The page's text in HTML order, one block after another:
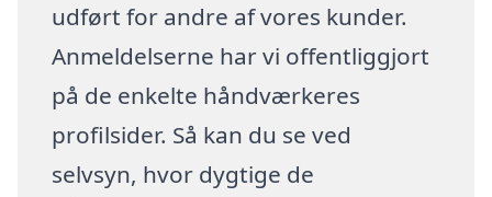
udført for andre af vores kunder.
Anmeldelserne har vi offentliggjort
på de enkelte håndværkeres
profilsider. Så kan du se ved
selvsyn, hvor dygtige de